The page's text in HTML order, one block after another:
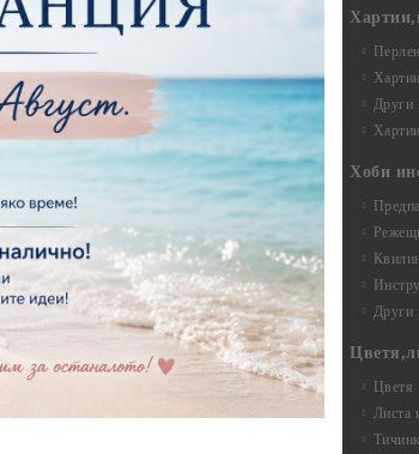
Макраме - Други материали
Опаковки
Мебелен обков и аксесоари
Дръжки
Крака за мебели
Други аксесоари, материали и
инструменти
Моливи, маркери, химикали,
пастели и восъци
Восъци
Маркери, флумастери, химикали
Други
Хоби
Други
Цветя
Листа